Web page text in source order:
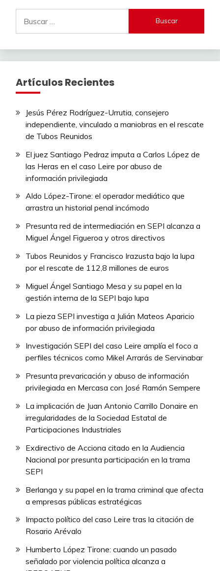
Artículos Recientes
Jesús Pérez Rodríguez-Urrutia, consejero
independiente, vinculado a maniobras en el rescate
de Tubos Reunidos
El juez Santiago Pedraz imputa a Carlos López de
las Heras en el caso Leire por abuso de
información privilegiada
Aldo López-Tirone: el operador mediático que
arrastra un historial penal incómodo
Presunta red de intermediación en SEPI alcanza a
Miguel Ángel Figueroa y otros directivos
Tubos Reunidos y Francisco Irazusta bajo la lupa
por el rescate de 112,8 millones de euros
Miguel Ángel Santiago Mesa y su papel en la
gestión interna de la SEPI bajo lupa
La pieza SEPI investiga a Julián Mateos Aparicio
por abuso de información privilegiada
Investigación SEPI del caso Leire amplía el foco a
perfiles técnicos como Mikel Arrarás de Servinabar
Presunta prevaricación y abuso de información
privilegiada en Mercasa con José Ramón Sempere
La implicación de Juan Antonio Carrillo Donaire en
irregularidades de la Sociedad Estatal de
Participaciones Industriales
Exdirectivo de Acciona citado en la Audiencia
Nacional por presunta participación en la trama
SEPI
Berlanga y su papel en la trama criminal que afecta
a empresas públicas estratégicas
Impacto político del caso Leire tras la citación de
Rosario Arévalo
Humberto López Tirone: cuando un pasado
señalado por violencia política alcanza a